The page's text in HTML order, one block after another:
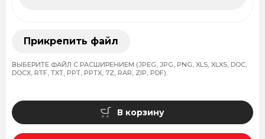
Прикрепить файл
ВЫБЕРИТЕ ФАЙЛ С РАСШИРЕНИЕМ (JPEG, JPG, PNG, XLS, XLXS, DOC,
DOCX, RTF, TXT, PPT, PPTX, 7Z, RAR, ZIP, PDF).
В корзину